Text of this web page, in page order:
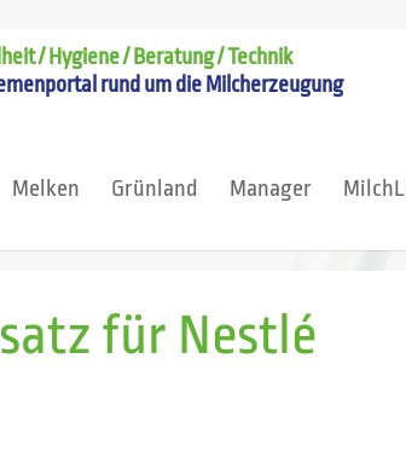
/ Hygiene / Beratung / Technik
rund um die Milcherzeugung
Melken Grünland Manager
für Nestlé